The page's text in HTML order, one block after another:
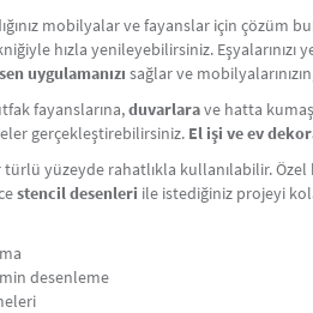
mobilyalar ve fayanslar için çözüm
hızla yenileyebilirsiniz. Eşyalarınızı
uygulamanızı sağlar ve
fayanslarına,duvarlarave hatta
gerçekleştirebilirsiniz. El işi ve ev
yüzeyde rahatlıkla kullanılabilir.
stencil desenleri ile istediğiniz projeyi
desenleme